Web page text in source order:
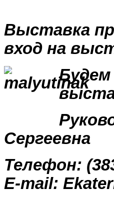
Выставка
вход на
Будем
Сергеевна
Телефон:
E-mail: